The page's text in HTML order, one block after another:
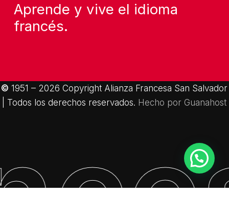
Finalizar Compra
Aprende y vive el idioma
francés.
©1951 – 2026 Copyright Alianza Francesa San Salvador
| Todos los derechos reservados. Hecho por Guanahost